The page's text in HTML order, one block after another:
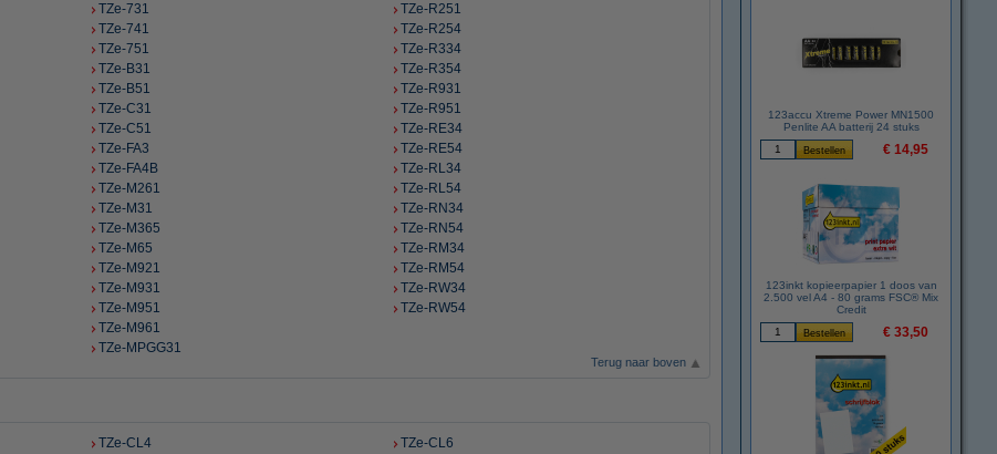
TZe-731
TZe-741
TZe-751
TZe-B31
TZe-B51
TZe-C31
TZe-C51
TZe-FA3
TZe-FA4B
TZe-M261
TZe-M31
TZe-M365
TZe-M65
TZe-M921
TZe-M931
TZe-M951
TZe-M961
TZe-MPGG31
TZe-R251
TZe-R254
TZe-R334
TZe-R354
TZe-R931
TZe-R951
TZe-RE34
TZe-RE54
TZe-RL34
TZe-RL54
TZe-RN34
TZe-RN54
TZe-RM34
TZe-RM54
TZe-RW34
TZe-RW54
Terug naar boven
TZe-CL4 TZe-CL6
123accu Xtreme Power MN1500
Penlite AA batterij 24 stuks
€ 14,95
123inkt kopieerpapier 1 doos van
2.500 vel A4 - 80 grams FSC® Mix
Credit
€ 33,50